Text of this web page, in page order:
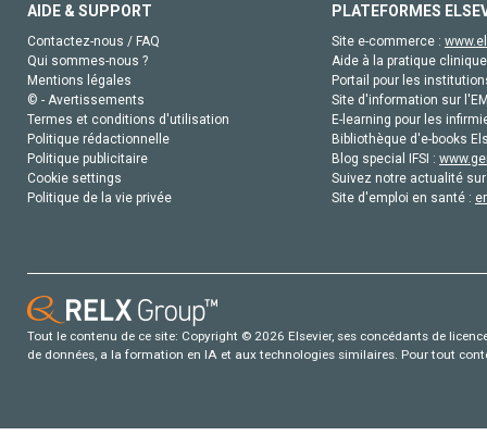
AIDE & SUPPORT
Contactez-nous / FAQ
Qui sommes-nous ?
Mentions légales
© - Avertissements
Termes et conditions d'utilisation
Politique rédactionnelle
Politique publicitaire
Cookie settings
Politique de la vie privée
PLATEFORMES
Site e-commerce :
Aide à la pratique
Portail pour les
Site d'information sur
E-learning pour les
Bibliothèque d'e-books
Blog special IFSI :
Suivez notre actualité
Site d'emploi en santé :
Tout le contenu de ce site: Copyright © 2026 Elsevier, ses concédants de
de données, a la formation en IA et aux technologies similaires. Pour tout